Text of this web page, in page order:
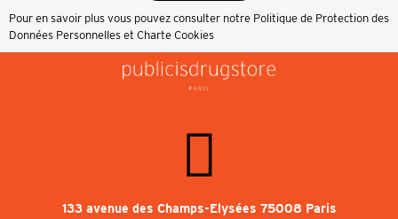
Pour en savoir plus vous pouvez consulter notre Politique de Protection des
Données Personnelles et Charte Cookies
133 avenue des Champs-Elysées 75008 Paris